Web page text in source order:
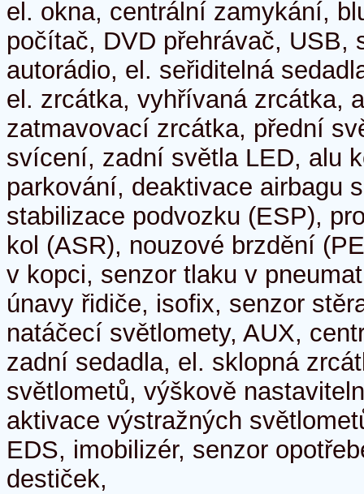
el. okna, centrální zamykání,
počítač, DVD přehrávač, USB,
autorádio, el. seřiditelná
el. zrcátka, vyhřívaná zrcátka,
zatmavovací zrcátka, přední
svícení, zadní světla LED, alu
parkování, deaktivace airbagu
stabilizace podvozku (ESP),
kol (ASR), nouzové brzdění
v kopci, senzor tlaku v
únavy řidiče, isofix, senzor
natáčecí světlomety, AUX,
zadní sedadla, el. sklopná
světlometů, výškově
aktivace výstražných
EDS, imobilizér, senzor
destiček,